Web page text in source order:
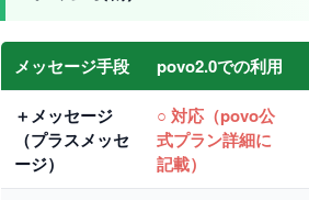
メッセージ手段 povo2.0での利用
＋メッセージ
（プラスメッセ
ージ）
○ 対応（povo公
式プラン詳細に
記載）